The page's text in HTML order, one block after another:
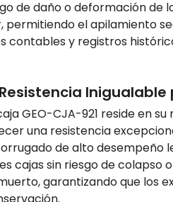
de daño o deformación
permitiendo el apilamiento
contables y registros
GEO-CJA-921 reside en
una resistencia
de alto
cajas sin riesgo de colapso
garantizando que los